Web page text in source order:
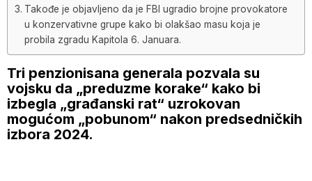
Takođe je objavljeno da je FBI ugradio brojne provokatore
u konzervativne grupe kako bi olakšao masu koja je
probila zgradu Kapitola 6. Januara.
Tri penzionisana generala pozvala su
vojsku da „preduzme korake“ kako bi
izbegla „građanski rat“ uzrokovan
mogućom „pobunom“ nakon predsedničkih
izbora 2024.